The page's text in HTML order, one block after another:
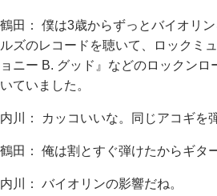
鶴田： 僕は3歳からずっとバイオリ
ルズのレコードを聴いて、ロックミ
ョニー B. グッド』などのロックン
いていました。
内川： カッコいいな。同じアコギを
鶴田： 俺は割とすぐ弾けたからギタ
内川： バイオリンの影響だね。